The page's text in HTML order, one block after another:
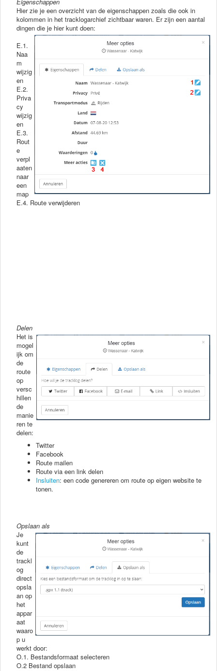
Hier zie je een overzicht van de eigenschappen zoals die ook in
kolommen in het tracklogarchief zichtbaar waren. Er zijn een aantal
dingen die je hier kunt doen:
E.1.
Naa
m
wijzig
en
E.2.
Priva
cy
wijzig
en
E.3.
Rout
e
verpl
aaten
naar
een
map
E.4. Route verwijderen
Delen
Het is
mogel
ijk om
de
route
op
versc
hillen
de
manie
ren te
delen:
Twitter
Facebook
Route mailen
Route via een link delen
Insluiten: een code genereren om route op eigen website te
tonen.
Opslaan als
Je
kunt
de
trackl
og
direct
opsla
an op
het
appar
aat
waaro
p u
werkt door:
O.1. Bestandsformaat selecteren
O.2 Bestand opslaan